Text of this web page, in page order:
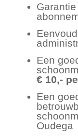
Een
€ 10,-
Een
Oudega